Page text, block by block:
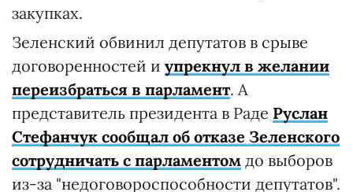
закупках.
Зеленский обвинил депутатов в срыве
договоренностей и упрекнул в желании
переизбраться в парламент. А
представитель президента в Раде Руслан
Стефанчук сообщал об отказе Зеленского
сотрудничать с парламентом до выборов
из-за "недоговороспособности депутатов".